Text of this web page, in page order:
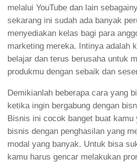
melalui YouTube dan lain
sekarang ini sudah ada banyak
menyediakan kelas bagi para
marketing mereka. Intinya adalah
belajar dan terus berusaha untuk
produkmu dengan sebaik dan
Demikianlah beberapa cara yang
ketika ingin bergabung dengan
Bisnis ini cocok banget buat kamu
bisnis dengan penghasilan yang
modal yang banyak. Untuk bisa
kamu harus gencar melakukan